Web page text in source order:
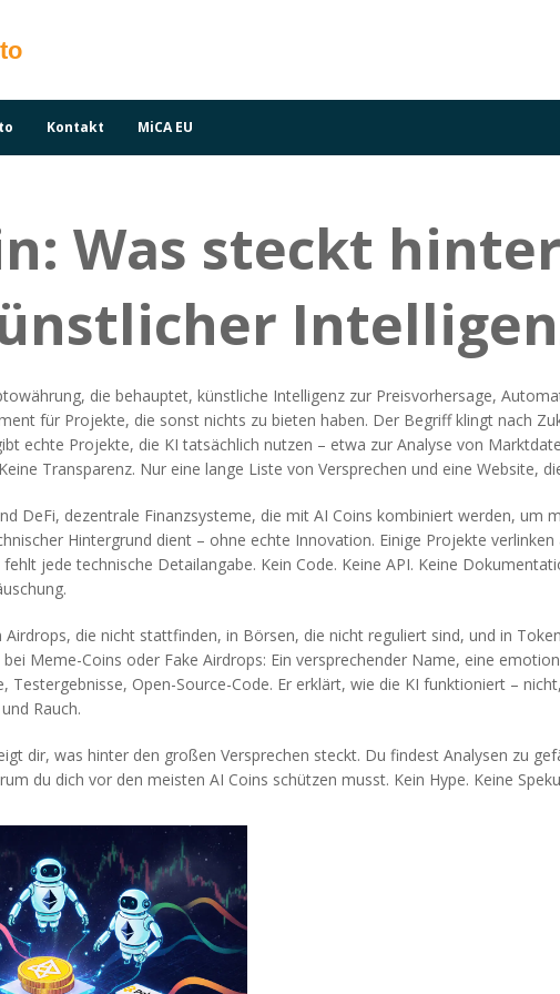
Kontakt MiCA EU
Was steckt
die behauptet, künstliche Intelligenz zur Preisvorhersage,
für Projekte, die sonst nichts zu bieten haben. Der Begriff klingt nach
echte Projekte, die KI tatsächlich nutzen – etwa zur Analyse von
Transparenz. Nur eine lange Liste von Versprechen und eine Website,
DeFi, dezentrale Finanzsysteme, die mit AI Coins kombiniert werden, um
Hintergrund dient – ohne echte Innovation. Einige Projekte
jede technische Detailangabe. Kein Code. Keine API. Keine
Airdrops, die nicht stattfinden, in Börsen, die nicht reguliert sind, und in
Meme-Coins oder Fake Airdrops: Ein versprechender Name, eine
Testergebnisse, Open-Source-Code. Er erklärt, wie die KI funktioniert –
Rauch.
dir, was hinter den großen Versprechen steckt. Du findest Analysen zu
du dich vor den meisten AI Coins schützen musst. Kein Hype. Keine